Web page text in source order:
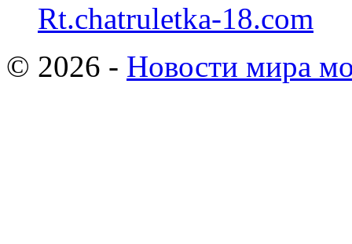
Rt.chatruletka-18.com
© 2026 - Новости мира